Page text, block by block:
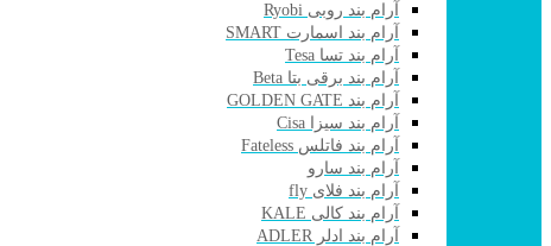
آرام بند روبی Ryobi
آرام بند اسمارت SMART
آرام بند تسا Tesa
آرام بند برقی بتا Beta
آرام بند GOLDEN GATE
آرام بند سیزا Cisa
آرام بند فاتلس Fateless
آرام بند سارو
آرام بند فلای fly
آرام بند کالی KALE
آرام بند ادلر ADLER